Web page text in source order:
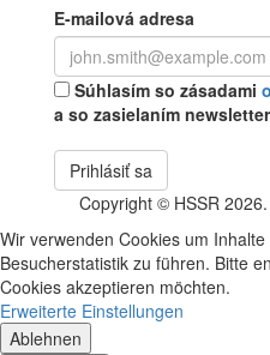
E-mailová adresa
Súhlasím so zásadami
a so zasielaním
Prihlásiť sa
Copyright © HSSR
Wir verwenden Cookies um
Besucherstatistik zu führen. Bitte
Cookies akzeptieren möchten.
Erweiterte Einstellungen
Ablehnen